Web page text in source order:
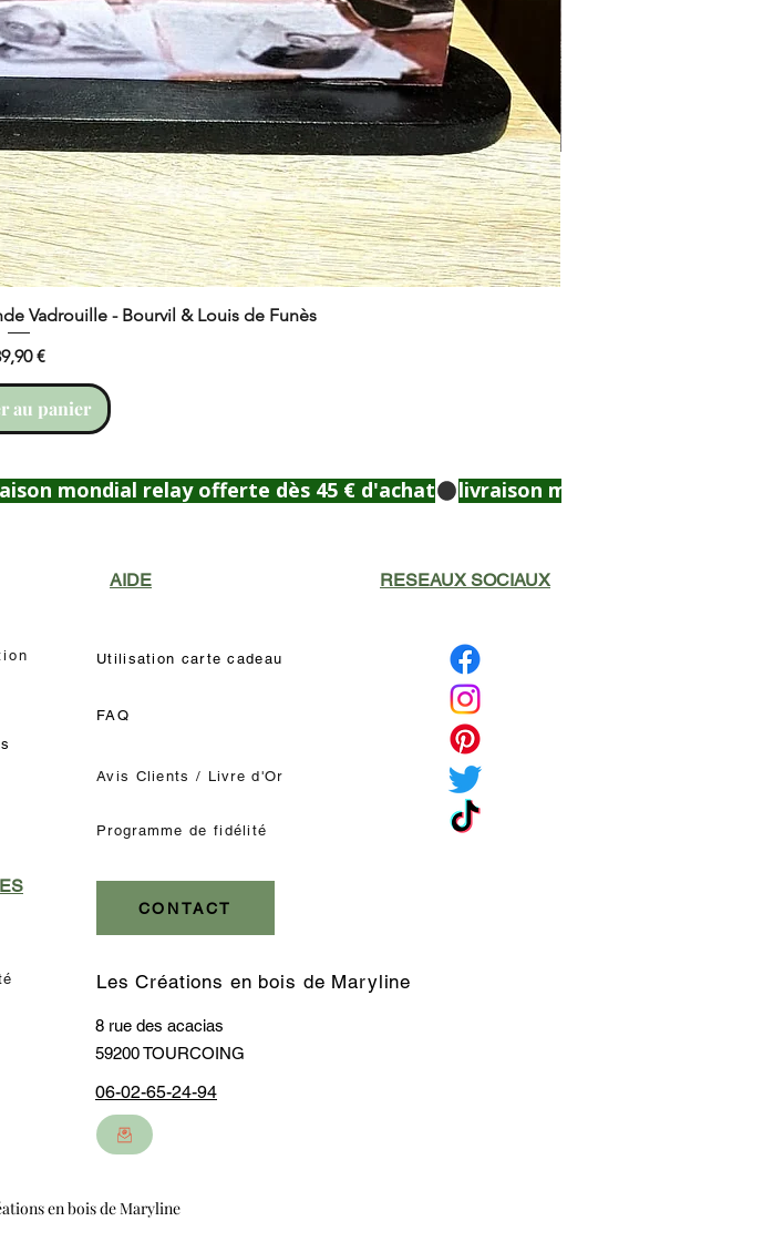
Vadrouille - Bourvil & Louis de Funès
€
au panier
AIDE
Utilisation carte cadeau
FAQ
Avis Clients / Livre d'Or
Programme de fidélité
CONTACT
RESEAUX SOCIAUX
Les Créations en bois de Maryline
8 rue des acacias
59200 TOURCOING
06-02-65-24-94
en bois de Maryline